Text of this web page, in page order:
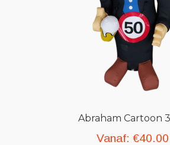
Abraham Cartoon
Vanaf: €40.00